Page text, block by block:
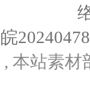
皖
, 本站素材